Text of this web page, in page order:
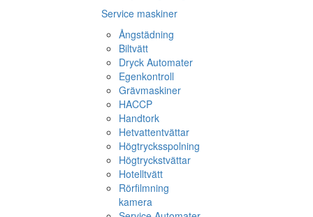
Service maskiner
Ångstädning
Biltvätt
Dryck Automater
Egenkontroll
Grävmaskiner
HACCP
Handtork
Hetvattentvättar
Högtrycksspolning
Högtryckstvättar
Hotelltvätt
Rörfilmning
kamera